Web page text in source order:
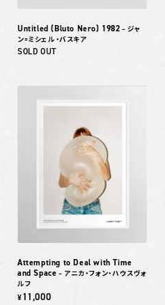
Untitled (Bluto Nero) 1982 – ジャ
ン=ミシェル・バスキア
SOLD OUT
Attempting to Deal with Time
and Space – アニカ・フォン・ハウスヴォ
ルフ
¥11,000